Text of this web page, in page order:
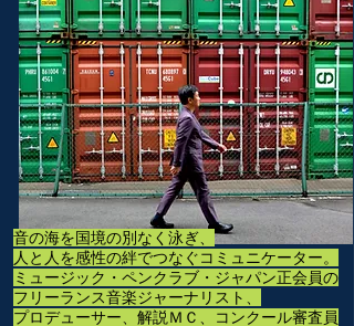
音の海を国境の別なく泳ぎ、
人と人を感性の絆でつなぐコミュニケーター。
ミュージック・ペンクラブ・ジャパン正会員の
フリーランス音楽ジャーナリスト、
プロデューサー、解説ＭＣ、コンクール審査員